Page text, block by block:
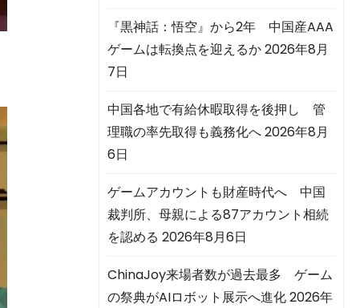
『黒神話：悟空』から2年 中国産AAA
ゲームは転換点を迎えるか2026年8月
7日
中国各地で有給休暇取得を後押し 管
理職の率先取得も義務化へ2026年8月
6日
ゲームアカウントも財産時代へ 中国
裁判所、母親による87アカウント相続
を認める 2026年8月6日
ChinaJoy来場者数が過去最多 ゲーム
の祭典がAIロボット展示へ進化2026年